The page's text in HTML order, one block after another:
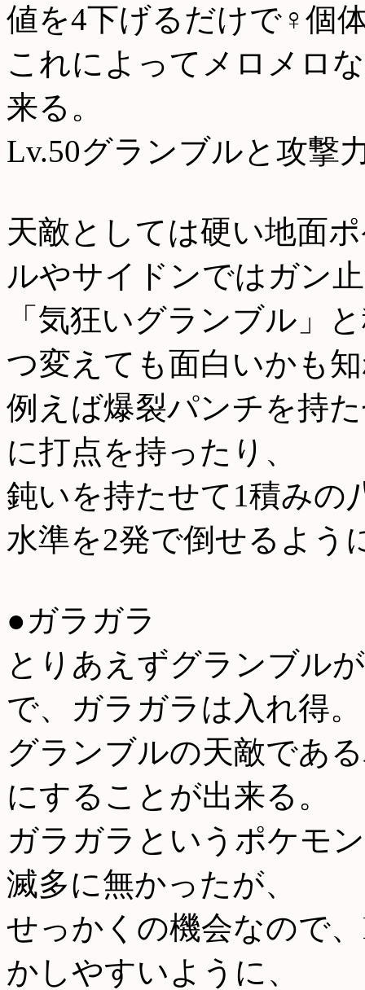
値を4下げるだけで♀個
これによってメロメロ
来る。
Lv.50グランブルと攻撃
天敵としては硬い地面
ルやサイドンではガン
「気狂いグランブル」
つ変えても面白いかも
例えば爆裂パンチを持
に打点を持ったり、
鈍いを持たせて1積みの
水準を2発で倒せるよう
●ガラガラ
とりあえずグランブル
で、ガラガラは入れ得。
グランブルの天敵であ
にすることが出来る。
ガラガラというポケモ
滅多に無かったが、
せっかくの機会なので
かしやすいように、